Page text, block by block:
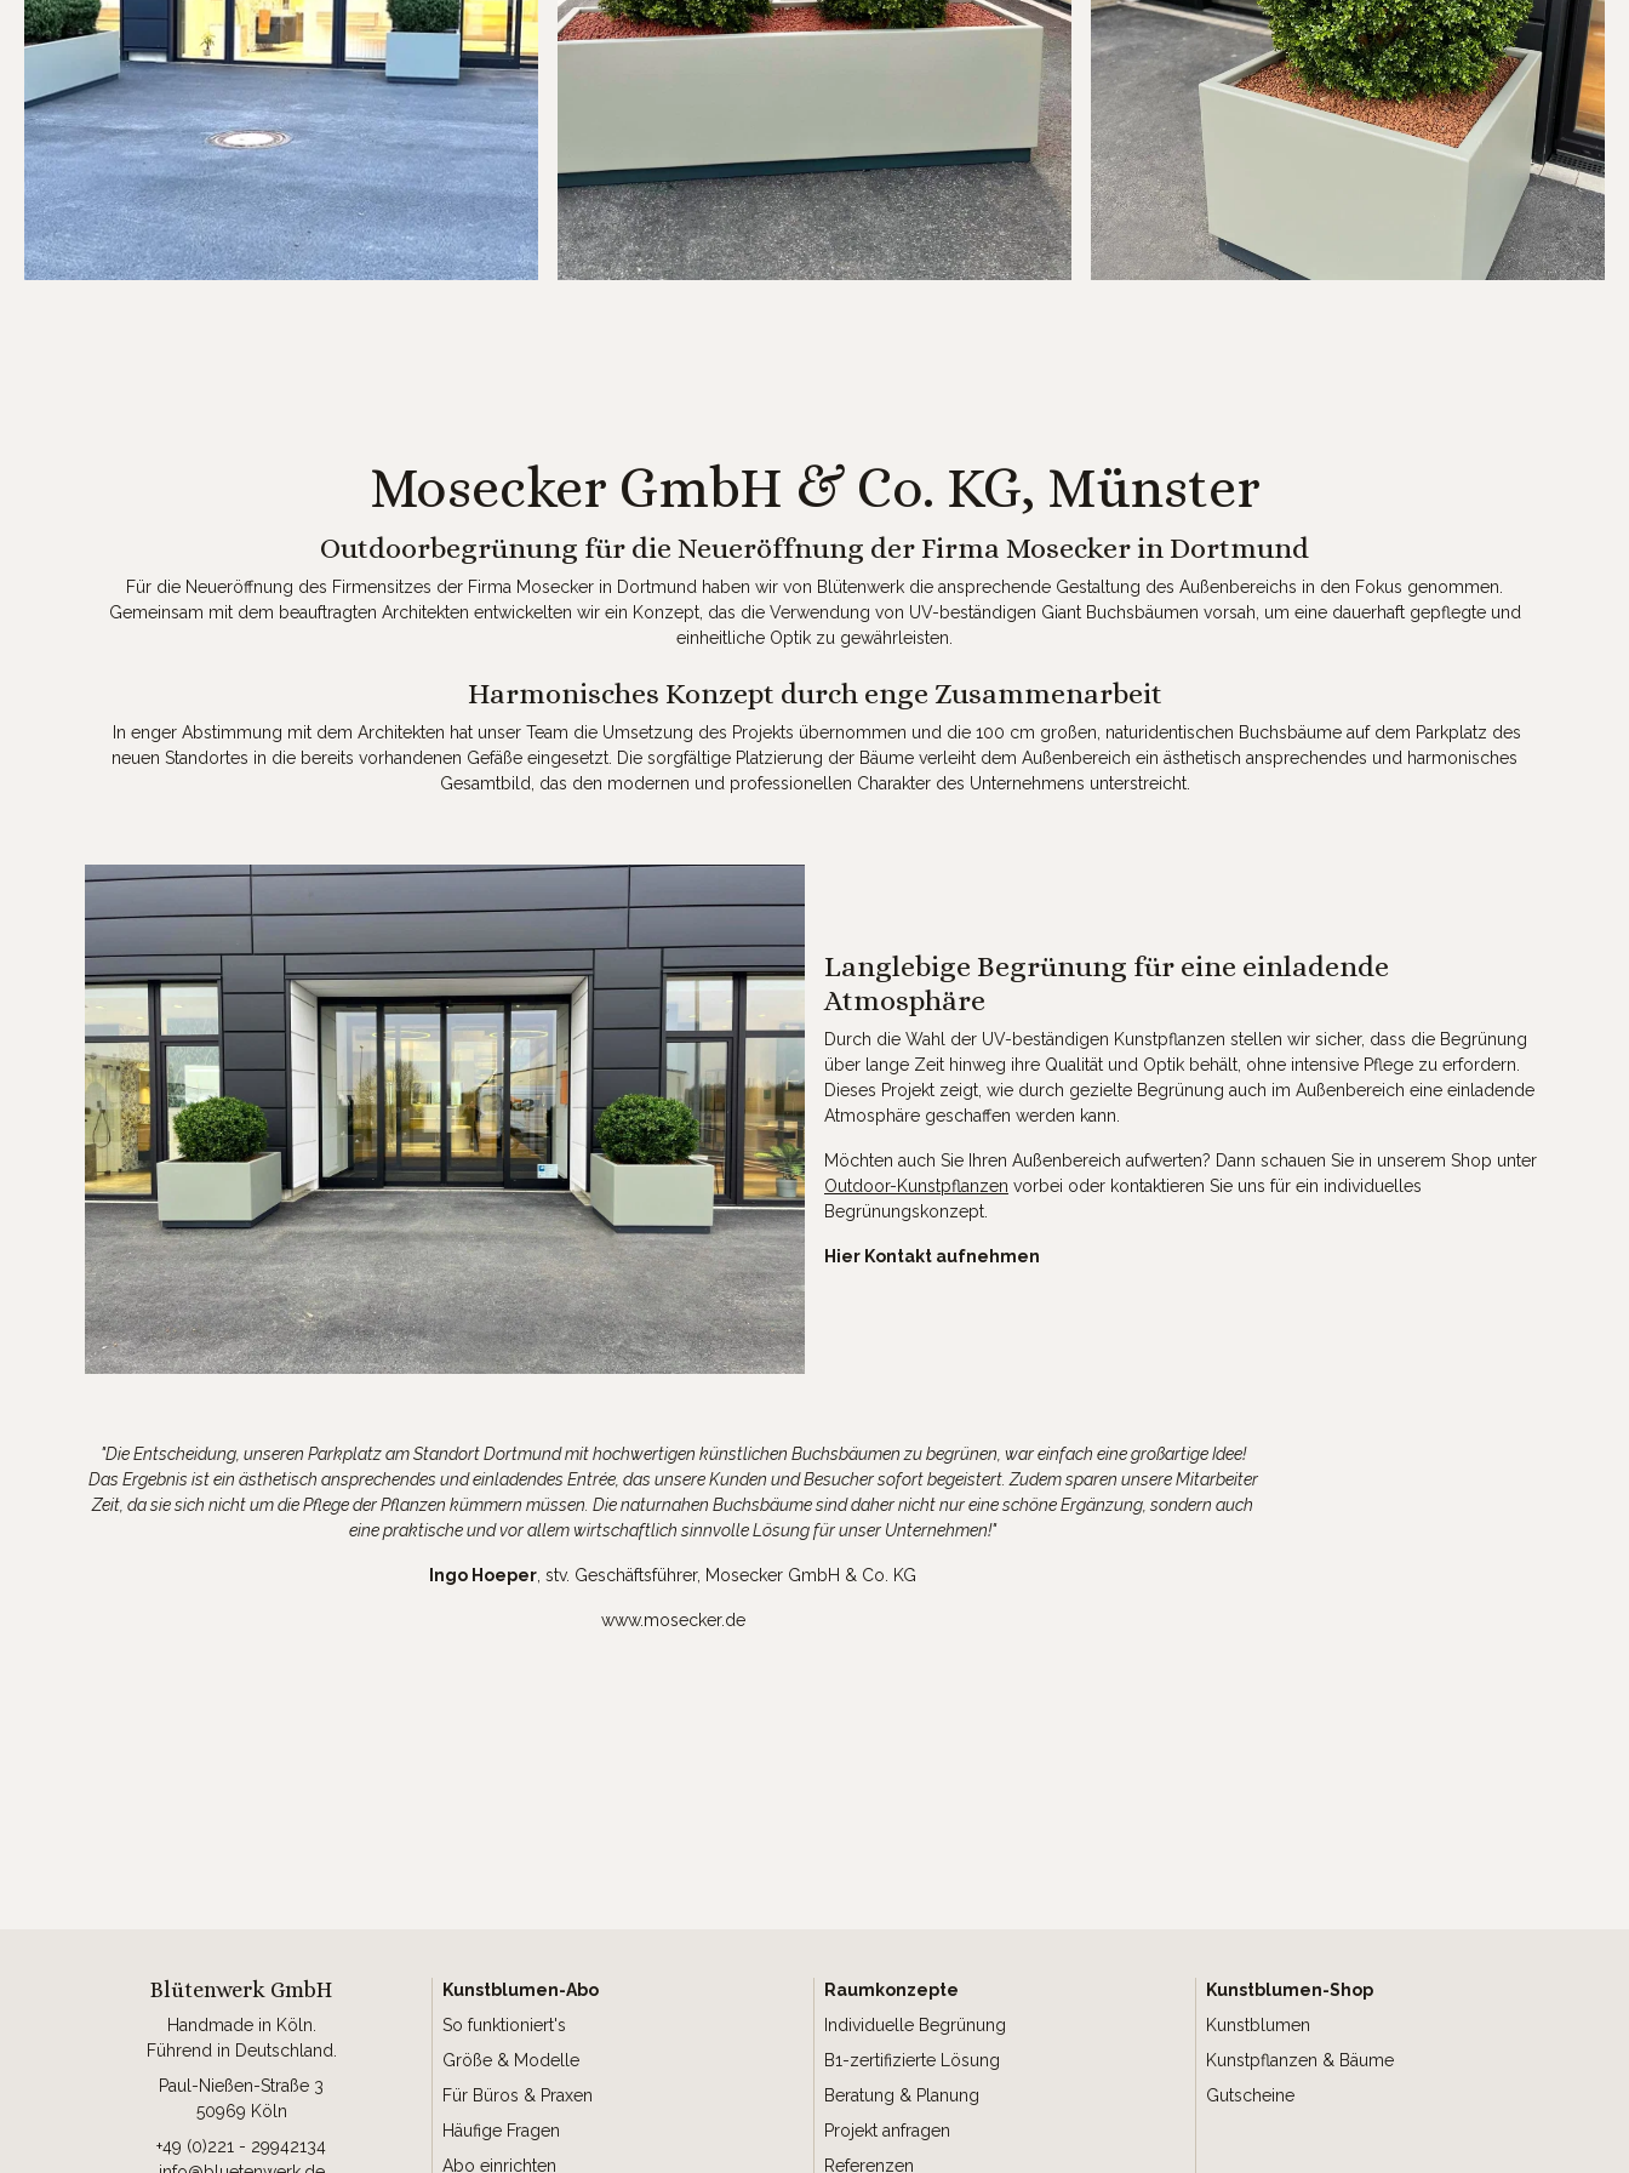
Mosecker GmbH & Co. KG, Münster
Outdoorbegrünung für die Neueröffnung der Firma Mosecker in Dortmund
Für die Neueröffnung des Firmensitzes der Firma Mosecker in Dortmund haben wir von Blütenwerk die ansprechende Gestaltung des Außenbereichs in den Fokus genommen.
Gemeinsam mit dem beauftragten Architekten entwickelten wir ein Konzept, das die Verwendung von UV-beständigen Giant Buchsbäumen vorsah, um eine dauerhaft gepflegte und
einheitliche Optik zu gewährleisten.
Harmonisches Konzept durch enge Zusammenarbeit
In enger Abstimmung mit dem Architekten hat unser Team die Umsetzung des Projekts übernommen und die 100 cm großen, naturidentischen Buchsbäume auf dem Parkplatz des
neuen Standortes in die bereits vorhandenen Gefäße eingesetzt. Die sorgfältige Platzierung der Bäume verleiht dem Außenbereich ein ästhetisch ansprechendes und harmonisches
Gesamtbild, das den modernen und professionellen Charakter des Unternehmens unterstreicht.
Langlebige Begrünung für eine einladende
Atmosphäre
Durch die Wahl der UV-beständigen Kunstpflanzen stellen wir sicher, dass die Begrünung
über lange Zeit hinweg ihre Qualität und Optik behält, ohne intensive Pflege zu erfordern.
Dieses Projekt zeigt, wie durch gezielte Begrünung auch im Außenbereich eine einladende
Atmosphäre geschaffen werden kann.
Möchten auch Sie Ihren Außenbereich aufwerten? Dann schauen Sie in unserem Shop unter
Outdoor-Kunstpflanzen vorbei oder kontaktieren Sie uns für ein individuelles
Begrünungskonzept.
Hier Kontakt aufnehmen
"Die Entscheidung, unseren Parkplatz am Standort Dortmund mit hochwertigen künstlichen Buchsbäumen zu begrünen, war einfach eine großartige Idee!
Das Ergebnis ist ein ästhetisch ansprechendes und einladendes Entrée, das unsere Kunden und Besucher sofort begeistert. Zudem sparen unsere Mitarbeiter
Zeit, da sie sich nicht um die Pflege der Pflanzen kümmern müssen. Die naturnahen Buchsbäume sind daher nicht nur eine schöne Ergänzung, sondern auch
eine praktische und vor allem wirtschaftlich sinnvolle Lösung für unser Unternehmen!"
Ingo Hoeper , stv. Geschäftsführer, Mosecker GmbH & Co. KG
www.mosecker.de
Blütenwerk GmbH
Handmade in Köln.
Führend in Deutschland.
Paul-Nießen-Straße 3
50969 Köln
+49 (0)221 - 29942134
Kunstblumen-Abo
So funktioniert's
Größe & Modelle
Für Büros & Praxen
Häufige Fragen
Abo einrichten
Raumkonzepte
Individuelle Begrünung
B1-zertifizierte Lösung
Beratung & Planung
Projekt anfragen
Referenzen
Kunstblumen-Shop
Kunstblumen
Kunstpflanzen & Bäume
Gutscheine